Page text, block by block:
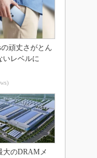
の頑丈さがとん
いレベルに
大のDRAMメ